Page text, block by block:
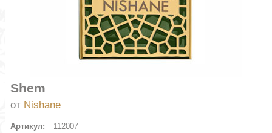
Shem
от Nishane
Артикул:
112007